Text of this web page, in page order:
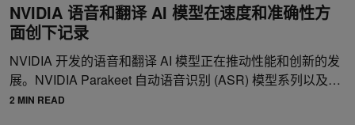
NVIDIA 语音和翻译 AI 模型在速度和准确性方
面创下记录
NVIDIA 开发的语音和翻译 AI 模型正在推动性能和创新的发
展。NVIDIA Parakeet 自动语音识别 (ASR) 模型系列以及…
2 MIN READ